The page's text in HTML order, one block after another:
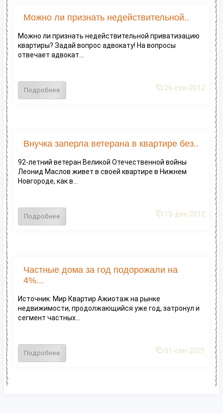
Можно ли признать недействительной..
Можно ли признать недействительной приватизацию
квартиры? Задай вопрос адвокату! На вопросы
отвечает адвокат...
Подробнее 26-сен-2012
Внучка заперла ветерана в квартире без..
92-летний ветеран Великой Отечественной войны
Леонид Маслов живет в своей квартире в Нижнем
Новгороде, как в...
Подробнее 13-дек-2012
Частные дома за год подорожали на
4%...
Источник: Мир Квартир Ажиотаж на рынке
недвижимости, продолжающийся уже год, затронул и
сегмент частных...
Подробнее 01-сен-2021